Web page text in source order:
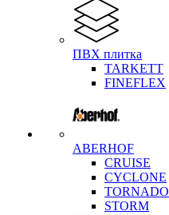
ПВХ плитка
TARKETT
FINEFLEX
ABERHOF
CRUISE
CYCLONE
TORNADO
STORM